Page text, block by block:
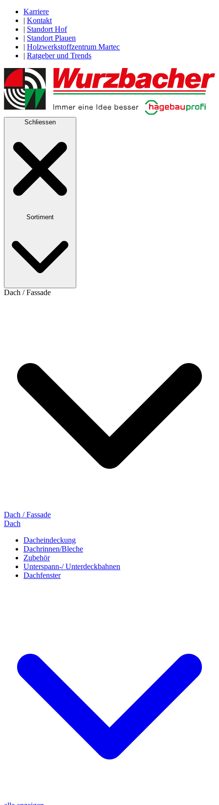
Karriere
| Kontakt
| Standort Hof
| Standort Plauen
| Holzwerkstoffzentrum Martec
| Ratgeber und Trends
Schliessen
Sortiment
Dach / Fassade
Dach / Fassade
Dach
Dacheindeckung
Dachrinnen/Bleche
Zubehör
Unterspann-/ Unterdeckbahnen
Dachfenster